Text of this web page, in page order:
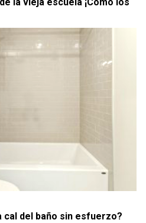
cal del baño sin esfuerzo?